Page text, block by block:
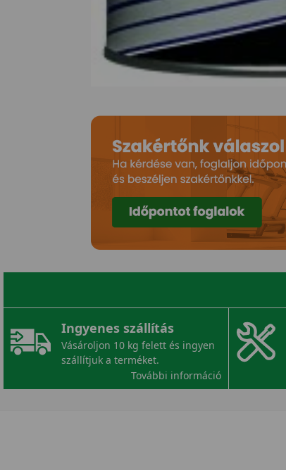
Ingyenes szállítás
Vásároljon 10 kg felett és ingyen
szállítjuk a terméket.
További információ